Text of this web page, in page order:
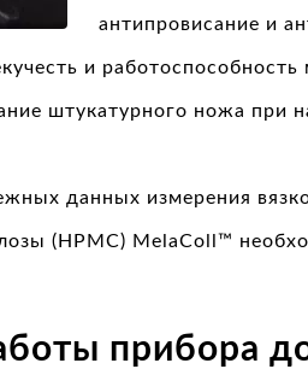
антипровисание и
и
штукатурного ножа при
данных измерения
(HPMC) MelaColl™
прибора